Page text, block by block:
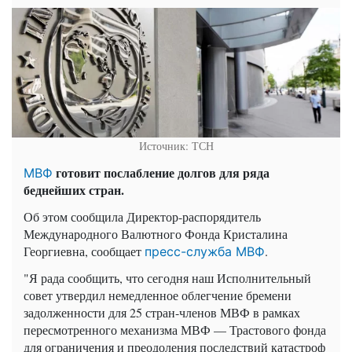
Источник: ТСН
МВФ готовит послабление долгов для ряда
беднейших стран.
Об этом сообщила Директор-распорядитель
Международного Валютного Фонда Кристалина
Георгиевна, сообщает пресс-служба МВФ.
"Я рада сообщить, что сегодня наш Исполнительный
совет утвердил немедленное облегчение бремени
задолженности для 25 стран-членов МВФ в рамках
пересмотренного механизма МВФ — Трастового фонда
для ограничения и преодоления последствий катастроф